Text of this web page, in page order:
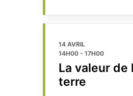
14 AVRIL
14H00 - 17H00
La valeur de
terre